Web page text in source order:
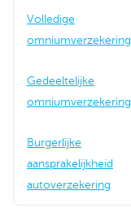
Volledige
omniumverzekering
Gedeeltelijke
omniumverzekering
Burgerlijke
aansprakelijkheid
autoverzekering